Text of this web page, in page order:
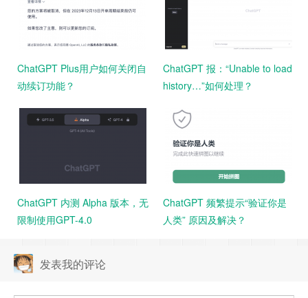
ChatGPT Plus用户如何关闭自
动续订功能？
ChatGPT 报：“Unable to load
history…”如何处理？
ChatGPT 内测 Alpha 版本，无
限制使用GPT-4.0
ChatGPT 频繁提示“验证你是
人类” 原因及解决？
发表我的评论